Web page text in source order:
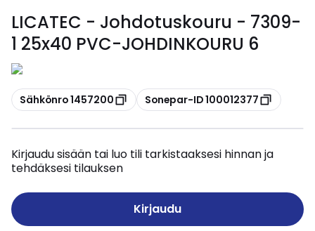
LICATEC - Johdotuskouru - 7309-
1 25x40 PVC-JOHDINKOURU 6
Kopioi
Sähkönro 1457200 Kopioi
Sonepar-ID 100012377
Kirjaudu sisään tai luo tili tarkistaaksesi hinnan ja
tehdäksesi tilauksen
Kirjaudu